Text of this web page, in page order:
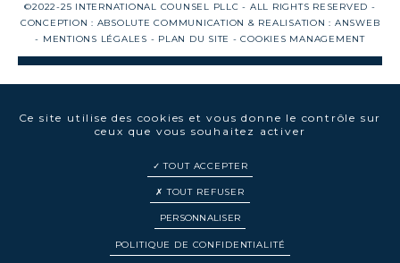
©2022-25 INTERNATIONAL COUNSEL PLLC - ALL RIGHTS RESERVED -
CONCEPTION : ABSOLUTE COMMUNICATION & REALISATION : ANSWEB
- MENTIONS LÉGALES - PLAN DU SITE -COOKIES MANAGEMENT
EN
Ce site utilise des cookies et vous donne le contrôle sur
ceux que vous souhaitez activer
TOUT ACCEPTER
TOUT REFUSER
PERSONNALISER
POLITIQUE DE CONFIDENTIALITÉ